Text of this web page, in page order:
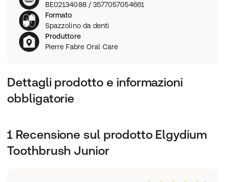
BE02134088 / 3577057054661
Formato
Spazzolino da denti
Produttore
Pierre Fabre Oral Care
Dettagli prodotto e informazioni
obbligatorie
1 Recensione sul prodotto Elgydium
Toothbrush Junior